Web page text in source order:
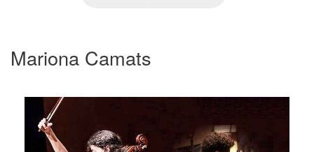
Mariona Camats